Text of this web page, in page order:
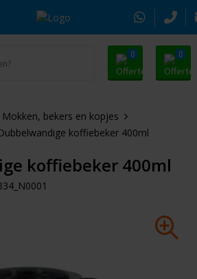
0 0
Mokken, bekers en kopjes
koffiebeker 400ml
koffiebeker 400ml